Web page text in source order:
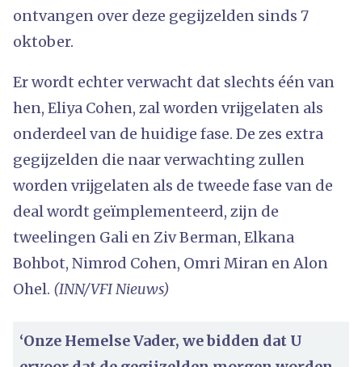
ontvangen over deze gegijzelden sinds 7
oktober.
Er wordt echter verwacht dat slechts één van
hen, Eliya Cohen, zal worden vrijgelaten als
onderdeel van de huidige fase. De zes extra
gegijzelden die naar verwachting zullen
worden vrijgelaten als de tweede fase van de
deal wordt geïmplementeerd, zijn de
tweelingen Gali en Ziv Berman, Elkana
Bohbot, Nimrod Cohen, Omri Miran en Alon
Ohel. (INN/VFI Nieuws)
‘Onze Hemelse Vader, we bidden dat U